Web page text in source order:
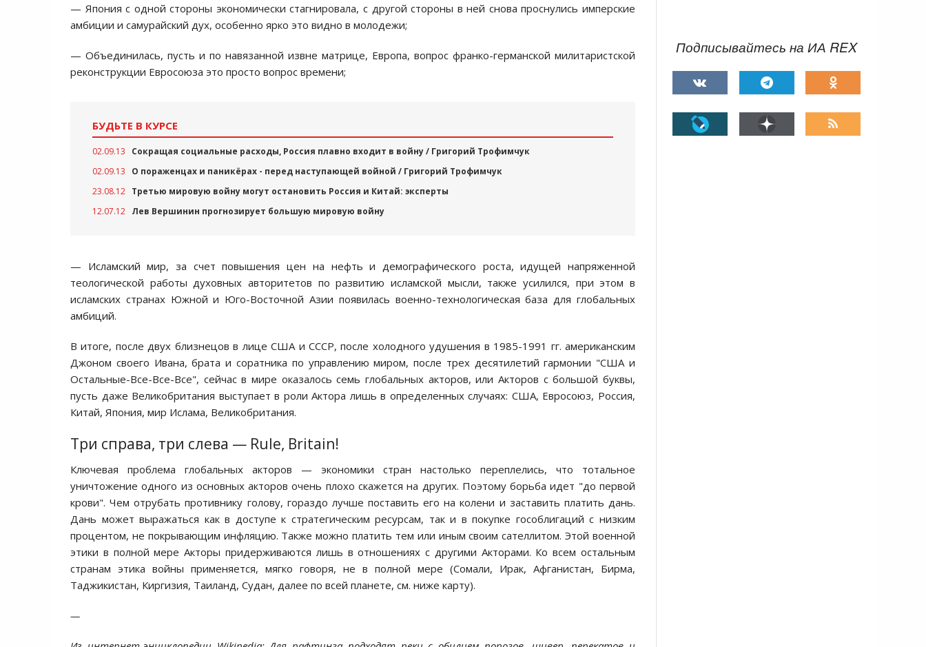
— Япония с одной стороны экономически стагнировала, с другой стороны в ней снова проснулись имперские
амбиции и самурайский дух, особенно ярко это видно в молодежи;
— Объединилась, пусть и по навязанной извне матрице, Европа, вопрос франко-германской милитаристской
реконструкции Евросоюза это просто вопрос времени;
БУДЬТЕ В КУРСЕ
02.09.13
Сокращая социальные расходы, Россия плавно входит в войну / Григорий Трофимчук
02.09.13
О пораженцах и паникёрах - перед наступающей войной / Григорий Трофимчук
23.08.12 Третью мировую войну могут остановить Россия и Китай: эксперты
12.07.12 Лев Вершинин прогнозирует большую мировую войну
— Исламский мир, за счет повышения цен на нефть и демографического роста, идущей напряженной
теологической работы духовных авторитетов по развитию исламской мысли, также усилился, при этом в
исламских странах Южной и Юго-Восточной Азии появилась военно-технологическая база для глобальных
амбиций.
В итоге, после двух близнецов в лице США и СССР, после холодного удушения в 1985-1991 гг. американским
Джоном своего Ивана, брата и соратника по управлению миром, после трех десятилетий гармонии "США и
Остальные-Все-Все-Все", сейчас в мире оказалось семь глобальных акторов, или Акторов с большой буквы,
пусть даже Великобритания выступает в роли Актора лишь в определенных случаях: США, Евросоюз, Россия,
Китай, Япония, мир Ислама, Великобритания.
Три справа, три слева — Rule, Britain!
Ключевая проблема глобальных акторов — экономики стран настолько переплелись, что тотальное
уничтожение одного из основных акторов очень плохо скажется на других. Поэтому борьба идет "до первой
крови". Чем отрубать противнику голову, гораздо лучше поставить его на колени и заставить платить дань.
Дань может выражаться как в доступе к стратегическим ресурсам, так и в покупке гособлигаций с низким
процентом, не покрывающим инфляцию. Также можно платить тем или иным своим сателлитом. Этой военной
этики в полной мере Акторы придерживаются лишь в отношениях с другими Акторами. Ко всем остальным
странам этика войны применяется, мягко говоря, не в полной мере (Сомали, Ирак, Афганистан, Бирма,
Таджикистан, Киргизия, Таиланд, Судан, далее по всей планете, см. ниже карту).
—
Подписывайтесь на ИА REX